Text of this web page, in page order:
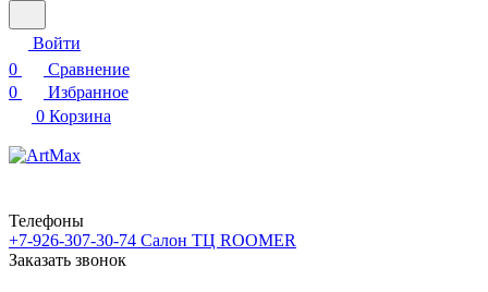
Войти
0
Сравнение
0
Избранное
0 Корзина
Телефоны
+7-926-307-30-74 Салон ТЦ ROOMER
Заказать звонок